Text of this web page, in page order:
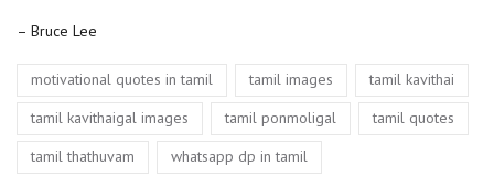
– Bruce Lee
Tags
motivational quotes in tamil tamil images tamil kavithai
tamil kavithaigal images tamil ponmoligal tamil quotes
tamil thathuvam whatsapp dp in tamil